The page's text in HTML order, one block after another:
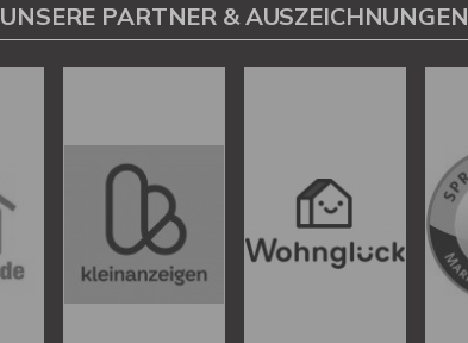
UNSERE PARTNER & AUSZEICHNUNGEN